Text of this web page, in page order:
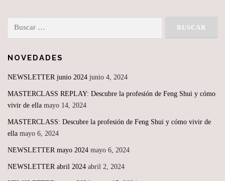
NOVEDADES
NEWSLETTER junio 2024 junio 4, 2024
MASTERCLASS REPLAY: Descubre la profesión de Feng Shui y cómo
vivir de ella mayo 14, 2024
MASTERCLASS: Descubre la profesión de Feng Shui y cómo vivir de
ella mayo 6, 2024
NEWSLETTER mayo 2024 mayo 6, 2024
NEWSLETTER abril 2024 abril 2, 2024